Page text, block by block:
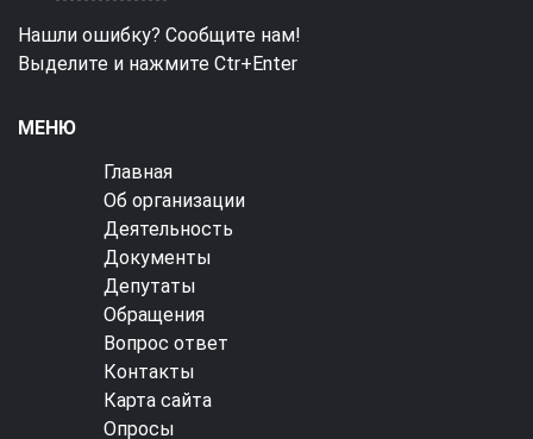
Нашли ошибку? Сообщите нам!
Выделите и нажмите Ctr+Enter
МЕНЮ
Главная
Об организации
Деятельность
Документы
Депутаты
Обращения
Вопрос ответ
Контакты
Карта сайта
Опросы